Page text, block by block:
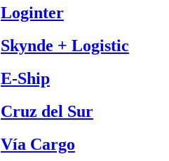
Loginter
Skynde + Logistic
E-Ship
Cruz del Sur
Vía Cargo